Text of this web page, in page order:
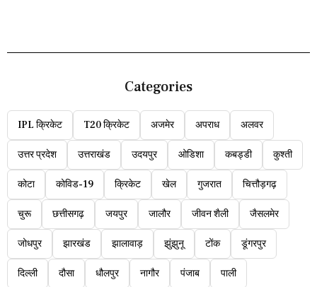
Categories
IPL क्रिकेट T20 क्रिकेट अजमेर अपराध अलवर
उत्तर प्रदेश उत्तराखंड उदयपुर ओडिशा कबड्डी कुश्ती
कोटा कोविड-19 क्रिकेट खेल गुजरात चित्तौड़गढ़
चुरू छत्तीसगढ़ जयपुर जालौर जीवन शैली जैसलमेर
जोधपुर झारखंड झालावाड़ झुंझुनू टोंक डूंगरपुर
दिल्ली दौसा धौलपुर नागौर पंजाब पाली